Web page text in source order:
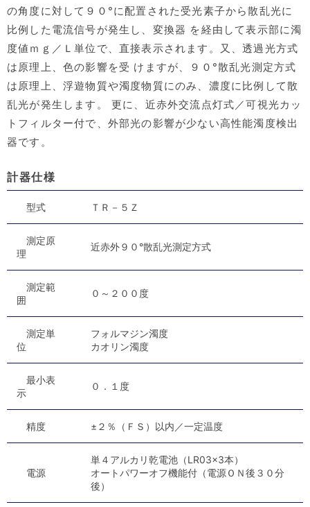
の角度に対して９０°に配置された受光素子から散乱光に
比例した電流信号が発生し、変換器 を経由して表示部に濁
度値ｍｇ／Ｌ単位で、直接表示されます。又、透過光方式
は原理上、色の影響を受 けますが、９０°散乱光測定方式
は原理上、浮遊物質や濁度物質にのみ、濃度に比例して散
乱光が発生します。 更に、近赤外交流点灯式／可視光カッ
トフィルター付で、外部光の影響が少ない高性能濁度検出
器です。
計器仕様
型式 ＴＲ－５Ｚ
測定原
理
近赤外９０°散乱光測定方式
測定範
囲
０～２００度
測定単
位
フォルマジン濁度
カオリン濁度
最小表
示
０．１度
精度 ±２％（ＦＳ）以内／一定温度
電源
単４アルカリ乾電池（LR03×3本）
オートパワーオフ機能付（電源ＯＮ後３０分
後）